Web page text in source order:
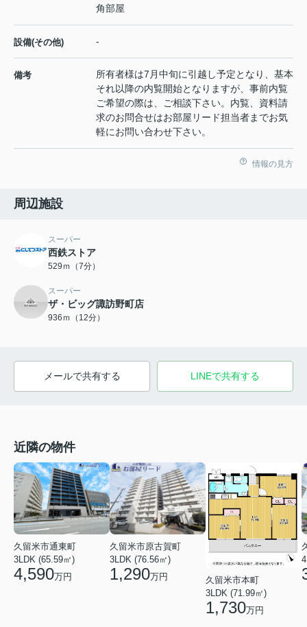
角部屋
設備(その他) -
備考
所有者様は7月中旬に引越し予定となり、基本
それ以降の内覧開始となりますが、事前内覧
ご希望の際は、ご相談下さい。内覧、資料請
求のお問合せはお部屋リード担当者までお気
軽にお問い合わせ下さい。
情報の見方
周辺施設
スーパー
西鉄ストア
529ｍ（7分）
スーパー
ザ・ビッグ諏訪野町店
936ｍ（12分）
メールで共有する LINEで共有する
近隣の物件
久留米市通東町
3LDK (65.59㎡)
4,590万円
久留米市原古賀町
3LDK (76.56㎡)
1,290万円
久留米市本町
3LDK (71.99㎡)
1,730万円